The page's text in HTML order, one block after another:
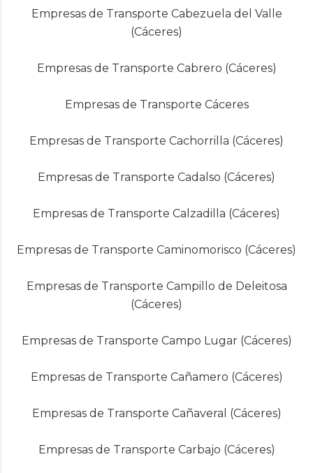
Empresas de Transporte Cabezuela del Valle
(Cáceres)
Empresas de Transporte Cabrero (Cáceres)
Empresas de Transporte Cáceres
Empresas de Transporte Cachorrilla (Cáceres)
Empresas de Transporte Cadalso (Cáceres)
Empresas de Transporte Calzadilla (Cáceres)
Empresas de Transporte Caminomorisco (Cáceres)
Empresas de Transporte Campillo de Deleitosa
(Cáceres)
Empresas de Transporte Campo Lugar (Cáceres)
Empresas de Transporte Cañamero (Cáceres)
Empresas de Transporte Cañaveral (Cáceres)
Empresas de Transporte Carbajo (Cáceres)